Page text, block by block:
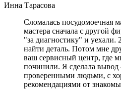
Инна Тарасова
Сломалась посудомоечная
мастера сначала с другой
"за диагностику" и уехали.
найти деталь. Потом мне
ваш сервисный центр, где
починили. Я сделала вывод
проверенными людьми, с
рекомендациями от